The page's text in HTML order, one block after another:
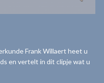
Frank Willaert heet u
en vertelt in dit clipje wat u